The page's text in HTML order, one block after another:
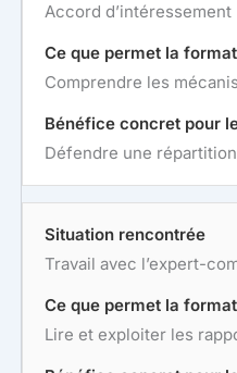
Accord d’intéressement
Comprendre les
Défendre une
Travail avec l’expert-
Lire et exploiter les